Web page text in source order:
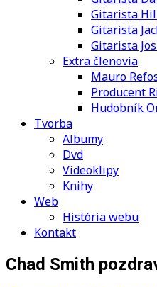
Gitarista
Gitarista
Gitarista
Extra členovia
Mauro
Producent
Hudobník
Tvorba
Albumy
Dvd
Videoklipy
Knihy
Web
História webu
Kontakt
Chad Smith